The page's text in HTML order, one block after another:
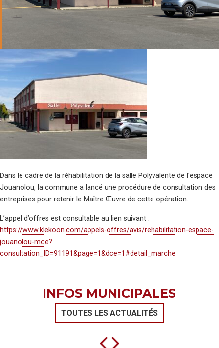
Dans le cadre de la réhabilitation de la salle Polyvalente de l’espace
Jouanolou, la commune a lancé une procédure de consultation des
entreprises pour retenir le Maître Œuvre de cette opération.
L’appel d’offres est consultable au lien suivant :
https://www.klekoon.com/appels-offres/avis/rehabilitation-espace-
jouanolou-moe?
consultation_ID=91191&page=1&dce=1#detail_marche
INFOS MUNICIPALES
TOUTES LES ACTUALITÉS